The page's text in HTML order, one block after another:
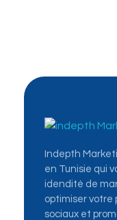
Indepth
en Tunisie qui
idendité de
optimiser votre
sociaux et